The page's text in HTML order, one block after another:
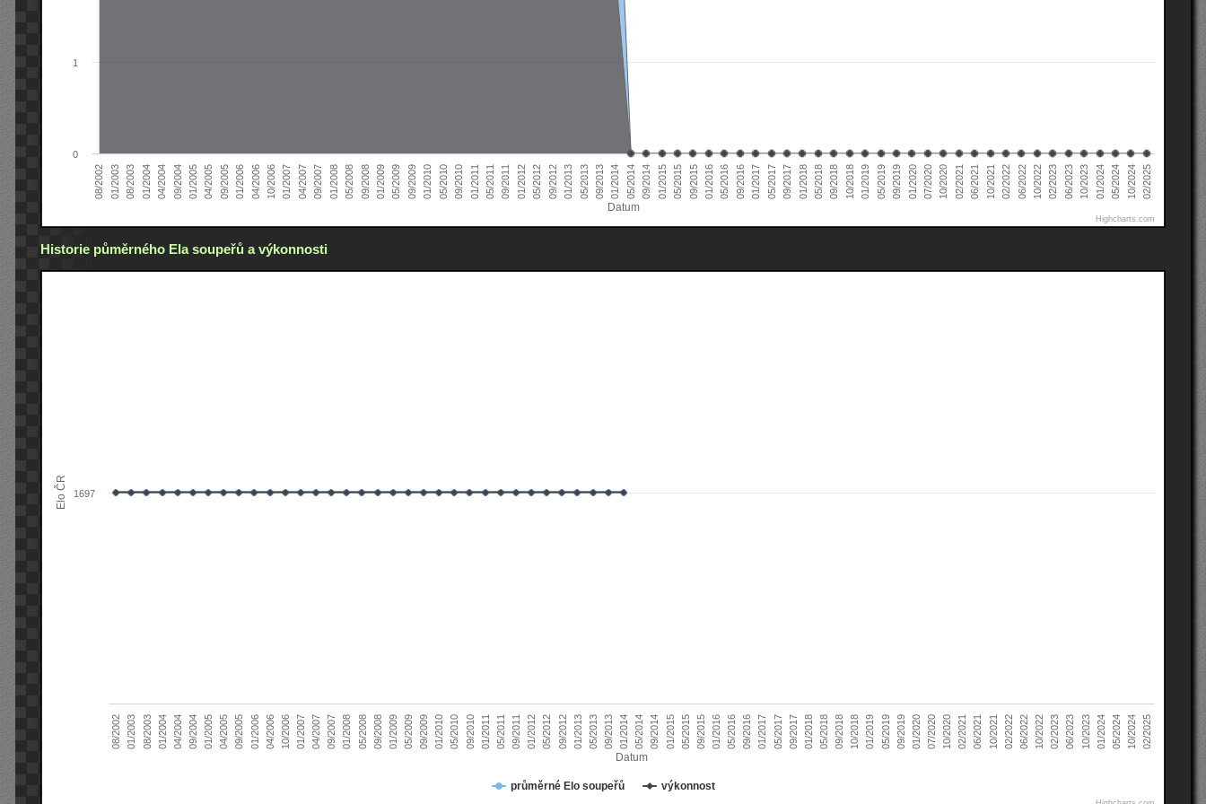
Datum
08/2002 01/2003 08/2003 01/2004 04/2004 09/2004 01/2005 04/2005 09/2005 01/2006 04/2006 10/2006 01/2007 04/2007 09/2007 01/2008 05/2008 09/2008 01/2009 05/2009 09/2009 01/2010 05/2010 09/2010 01/2011 05/2011 09/2011 01/2012 05/2012 09/2012 01/2013 05/2013 09/2013 01/2014 05/2014 09/2014 01/2015 05/2015 09/2015 01/2016 05/2016 09/2016 01/2017 05/2017 09/2017 01/2018 05/2018 09/2018 10/2018 01/2019 05/2019 09/2019 01/2020 07/2020 10/2020 02/2021 06/2021 10/2021 02/2022 06/2022 10/2022 02/2023 06/2023 10/2023 01/2024 05/2024 10/2024 02/2025
0
1
Highcharts.com
Historie půměrného Ela soupeřů a výkonnosti
Datum
Elo ČR
průměrné Elo soupeřů výkonnost
08/2002 01/2003 08/2003 01/2004 04/2004 09/2004 01/2005 04/2005 09/2005 01/2006 04/2006 10/2006 01/2007 04/2007 09/2007 01/2008 05/2008 09/2008 01/2009 05/2009 09/2009 01/2010 05/2010 09/2010 01/2011 05/2011 09/2011 01/2012 05/2012 09/2012 01/2013 05/2013 09/2013 01/2014 05/2014 09/2014 01/2015 05/2015 09/2015 01/2016 05/2016 09/2016 01/2017 05/2017 09/2017 01/2018 05/2018 09/2018 10/2018 01/2019 05/2019 09/2019 01/2020 07/2020 10/2020 02/2021 06/2021 10/2021 02/2022 06/2022 10/2022 02/2023 06/2023 10/2023 01/2024 05/2024 10/2024 02/2025
1697